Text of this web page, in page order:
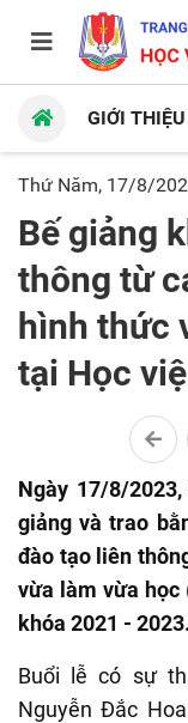
GIỚI THIỆU
Thứ Năm, 17/8/
Bế giảng
thông từ
hình thức
tại Học
Ngày 17/8/
giảng và trao
đào tạo liên
vừa làm vừa học
khóa 2021 - 2023.
Buổi lễ có sự
Nguyễn Đắc